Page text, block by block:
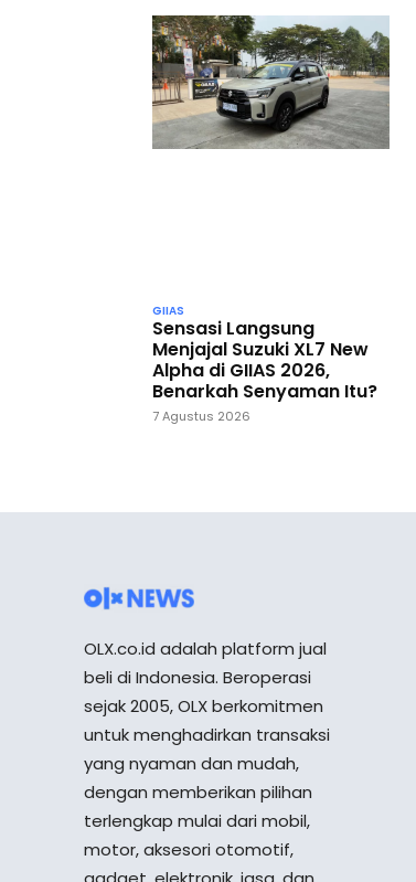
GIIAS
Sensasi Langsung
Menjajal Suzuki XL7 New
Alpha di GIIAS 2026,
Benarkah Senyaman Itu?
7 Agustus 2026
OLX.co.id adalah platform jual
beli di Indonesia. Beroperasi
sejak 2005, OLX berkomitmen
untuk menghadirkan transaksi
yang nyaman dan mudah,
dengan memberikan pilihan
terlengkap mulai dari mobil,
motor, aksesori otomotif,